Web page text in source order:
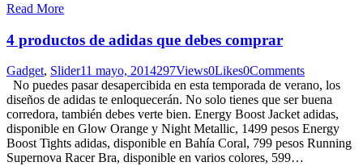
Read More
4 productos de adidas que debes comprar
Gadget, Slider11 mayo, 2014297Views0Likes0Comments
No puedes pasar desapercibida en esta temporada de verano, los
diseños de adidas te enloquecerán. No solo tienes que ser buena
corredora, también debes verte bien. Energy Boost Jacket adidas,
disponible en Glow Orange y Night Metallic, 1499 pesos Energy
Boost Tights adidas, disponible en Bahía Coral, 799 pesos Running
Supernova Racer Bra, disponible en varios colores, 599…